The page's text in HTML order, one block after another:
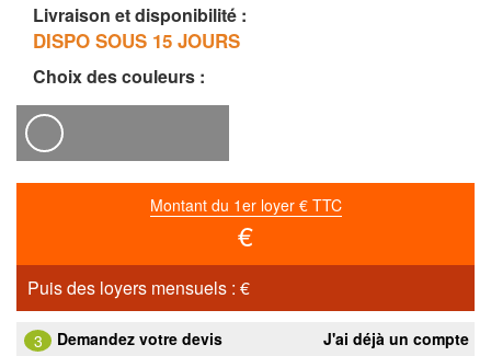
Livraison et disponibilité :
DISPO SOUS 15 JOURS
Choix des couleurs :
Montant du 1er loyer € TTC
€
Puis des loyers mensuels : €
3 Demandez votre devis J'ai déjà un compte